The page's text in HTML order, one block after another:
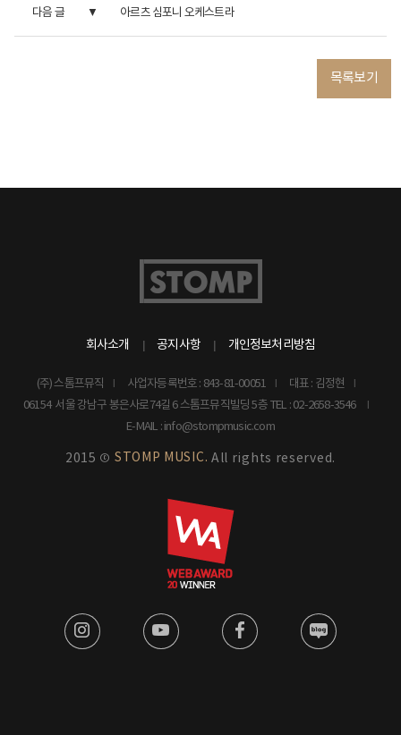
다음 글 아르츠 심포니 오케스트라
목록보기
회사소개 공지사항 개인정보처리방침
(주) 스톰프뮤직 사업자등록번호 : 843-81-00051
대표 : 김정현
06154 서울 강남구 봉은사로74길 6 스톰프뮤직빌딩 5층 TEL : 02-2658-3546
E-MAIL : info@stompmusic.com
2015 © STOMP MUSIC. All rights reserved.